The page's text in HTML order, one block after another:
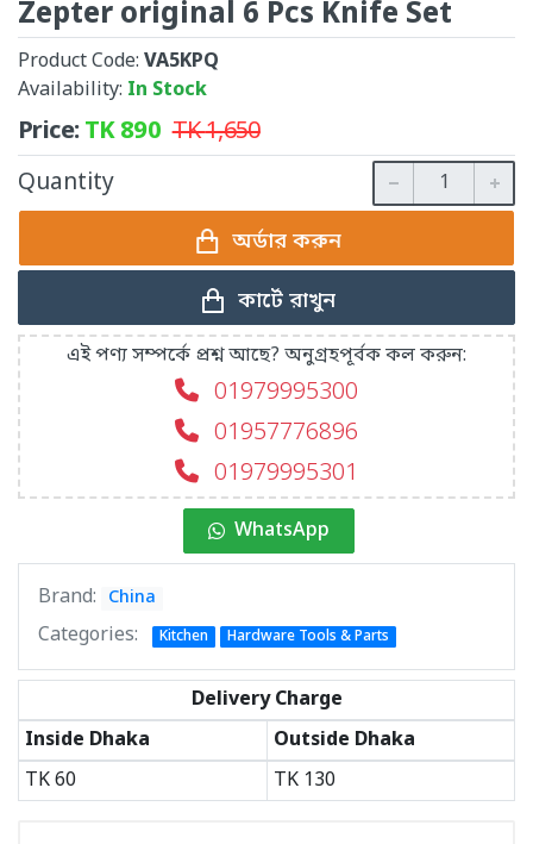
Zepter original 6 Pcs Knife Set
Product Code: VA5KPQ
Availability: In Stock
Price:TK890 TK1,650
Quantity
অর্ডার করুন
কার্টে রাখুন
এই পণ্য সম্পর্কে প্রশ্ন আছে? অনুগ্রহপূর্বক কল করুন:
01979995300
01957776896
01979995301
WhatsApp
Brand: China
Categories: Kitchen Hardware Tools & Parts
Delivery Charge
Inside Dhaka
Outside Dhaka
TK60 TK 130